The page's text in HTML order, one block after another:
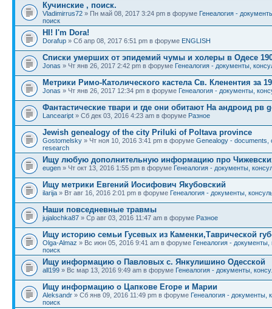
Кучинские , поиск.
Vladimirrus72 » Пн май 08, 2017 3:24 pm в форуме Генеалогия -
поиск
HI! I'm Dora!
Dorafup » Сб апр 08, 2017 6:51 pm в форуме ENGLISH
Списки умерших от эпидемий чумы и холеры в Одесе
Jonas » Чт янв 26, 2017 2:42 pm в форуме Генеалогия - документы,
Метрики Римо-Католического кастела Св. Кленентия за
Jonas » Чт янв 26, 2017 12:34 pm в форуме Генеалогия - документы,
Фантастические твари и где они обитают На андроид рв
Lanceaript » Сб дек 03, 2016 4:23 am в форуме Разное
Jewish genealogy of the city Priluki of Poltava province
Gostomelsky » Чт ноя 10, 2016 3:41 pm в форуме Genealogy - documents,
research
Ищу любую дополнительную информацию про
eugen » Чт окт 13, 2016 1:55 pm в форуме Генеалогия - документы,
Ищу метрики Евгений Иосифович Якубовский
ilarija » Вт авг 16, 2016 2:01 pm в форуме Генеалогия - документы,
Наши повседневные травмы
jujalochka87 » Ср авг 03, 2016 11:47 am в форуме Разное
Ищу историю семьи Гусевых из Каменки,Таврической
Olga-Almaz » Вс июн 05, 2016 9:41 am в форуме Генеалогия - документы,
поиск
Ищу информацию о Павловых с. Янкулишино Одесской
all199 » Вс мар 13, 2016 9:49 am в форуме Генеалогия - документы,
Ищу информацию о Цапкове Егоре и Марии
Aleksandr » Сб янв 09, 2016 11:49 pm в форуме Генеалогия - документы,
поиск